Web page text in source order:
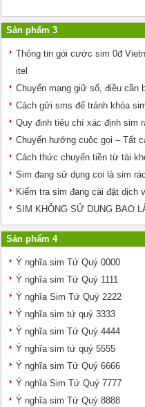
Sản phẩm 3
Thông tin gói cước sim 0đ
itel
Chuyển mạng giữ số, điều cần
Cách gửi sms để tránh khóa
Quy định tiêu chí xác định sim
Chuyển hướng cuộc gọi – Tất
Cách thức chuyển tiền từ tài
Sim đang sử dụng coi là sim
Kiểm tra sim đang cài đặt dịch
SIM KHÔNG SỬ DỤNG BAO
Sản phẩm 4
Ý nghĩa sim Tứ Quý 0000
Ý nghĩa sim Tứ Quý 1111
Ý nghĩa Sim Tứ Quý 2222
Ý nghĩa sim tứ quý 3333
Ý nghĩa sim Tứ Quý 4444
Ý nghĩa sim tứ quý 5555
Ý nghĩa sim Tứ Quý 6666
Ý nghĩa Sim Tứ Quý 7777
Ý nghĩa sim Tứ Quý 8888